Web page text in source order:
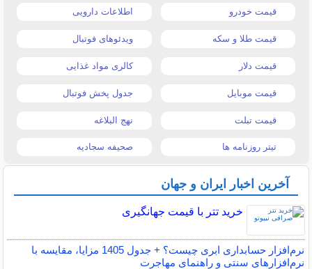
قیمت خودرو اطلاعات دارویی
قیمت طلا و سکه ویدئوهای فوتبال
قیمت دلار کالری مواد غذایی
قیمت موبایل جدول پخش فوتبال
قیمت تبلت نهج البلاغه
تیتر روزنامه ها صحیفه سجادیه
آخرین اخبار ایران و جهان
خرید تتر با قیمت جهانگیری
نرم‌افزار حسابداری ابری چیست؟ + جدول 1405 مزایا، مقایسه با
نرم‌افزارهای سنتی و راهنمای مهاجرت